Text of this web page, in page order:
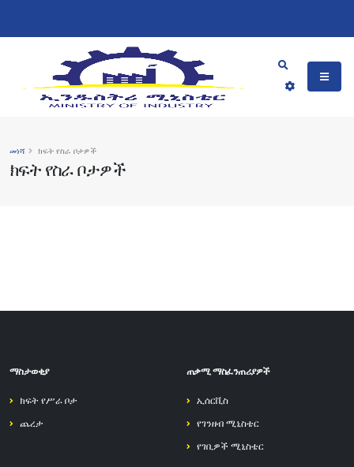
ክፍት የስራ ቦታዎች
መነሻ ክፍት የስራ ቦታዎች
ማስታወቂያ
ክፍት የሥራ ቦታ
ጨረታ
ጠቃሚ ማስፈንጠሪያዎች
ኢሰርቪስ
የገንዘብ ሚኒስቴር
የገቢዎች ሚኒስቴር